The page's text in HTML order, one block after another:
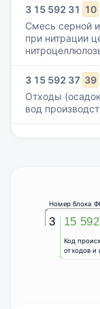
3 15 592 31 10
Смесь серной и
при нитрации
3 15 592 37 39
Отходы
вод
3
Номер блока
Код
отходов и
15